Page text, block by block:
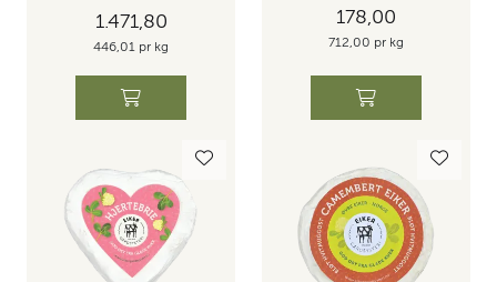
1.471,80
446,01 pr kg
178,00
712,00 pr kg